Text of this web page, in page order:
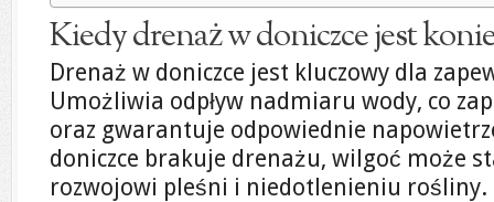
Kiedy drenaż w doniczce jest
Drenaż w doniczce jest kluczowy dla
Umożliwia odpływ nadmiaru wody, co
oraz gwarantuje odpowiednie
doniczce brakuje drenażu, wilgoć może
rozwojowi pleśni i niedotlenieniu rośliny.